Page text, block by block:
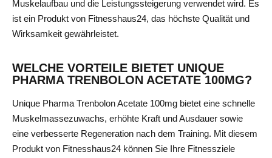
Muskelaufbau und die Leistungssteigerung verwendet wird. Es
ist ein Produkt von Fitnesshaus24, das höchste Qualität und
Wirksamkeit gewährleistet.
WELCHE VORTEILE BIETET UNIQUE
PHARMA TRENBOLON ACETATE 100MG?
Unique Pharma Trenbolon Acetate 100mg bietet eine schnelle
Muskelmassezuwachs, erhöhte Kraft und Ausdauer sowie
eine verbesserte Regeneration nach dem Training. Mit diesem
Produkt von Fitnesshaus24 können Sie Ihre Fitnessziele